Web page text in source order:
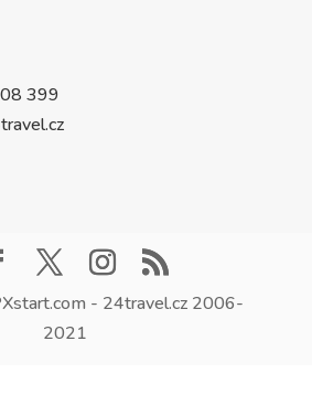
399
- 24travel.cz 2006-
2021